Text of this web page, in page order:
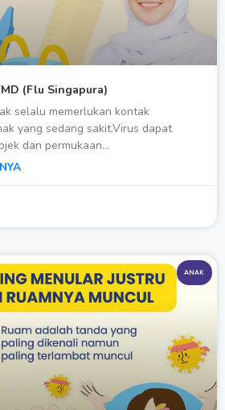
(Flu Singapura)
selalu memerlukan kontak
yang sedang sakit.Virus dapat
dan permukaan…
ANAK